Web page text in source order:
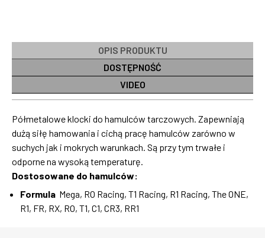
OPIS PRODUKTU
DOSTĘPNOŚĆ
VIDEO
Półmetalowe klocki do hamulców tarczowych. Zapewniają
dużą siłę hamowania i cichą pracę hamulców zarówno w
suchych jak i mokrych warunkach. Są przy tym trwałe i
odporne na wysoką temperaturę.
Dostosowane do hamulców:
Formula Mega, RO Racing, T1 Racing, R1 Racing, The ONE,
R1, FR, RX, RO, T1, C1, CR3, RR1